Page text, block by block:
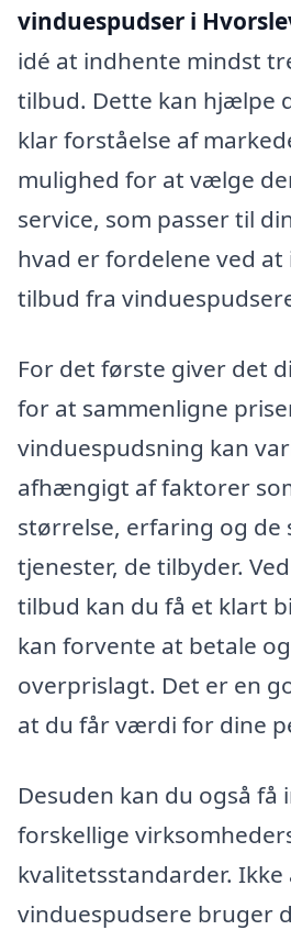
vinduespudser i
idé at indhente mindst
tilbud. Dette kan hjælpe
klar forståelse af
mulighed for at vælge
service, som passer til
hvad er fordelene ved
tilbud fra
For det første giver det
for at sammenligne
vinduespudsning kan
afhængigt af faktorer
størrelse, erfaring og de
tjenester, de tilbyder.
tilbud kan du få et klart
kan forvente at betale
overprislagt. Det er en
at du får værdi for dine
Desuden kan du også få
forskellige
kvalitetsstandarder. Ikke
vinduespudsere bruger